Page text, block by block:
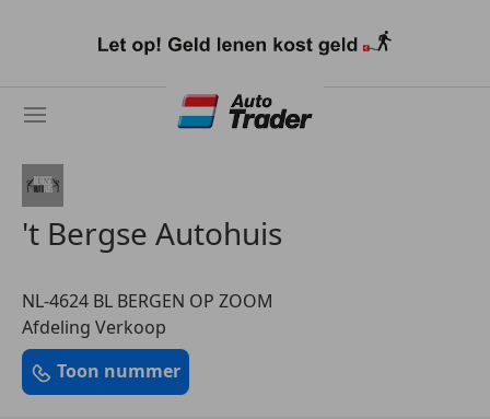
naar
't Bergse Autohuis
NL-4624 BL BERGEN OP ZOOM
Afdeling Verkoop
Toon nummer